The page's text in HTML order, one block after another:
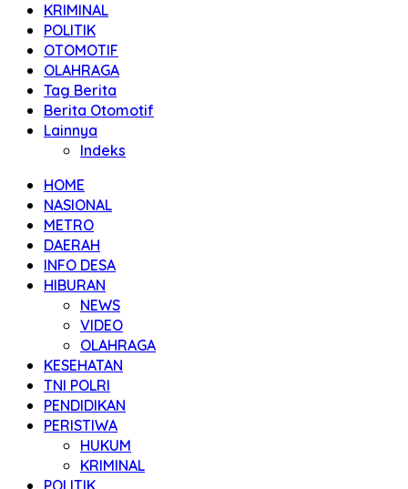
KRIMINAL
POLITIK
OTOMOTIF
OLAHRAGA
Tag Berita
Berita Otomotif
Lainnya
Indeks
HOME
NASIONAL
METRO
DAERAH
INFO DESA
HIBURAN
NEWS
VIDEO
OLAHRAGA
KESEHATAN
TNI POLRI
PENDIDIKAN
PERISTIWA
HUKUM
KRIMINAL
POLITIK